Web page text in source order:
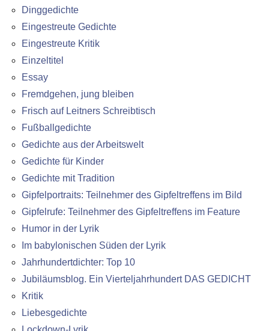
Dinggedichte
Eingestreute Gedichte
Eingestreute Kritik
Einzeltitel
Essay
Fremdgehen, jung bleiben
Frisch auf Leitners Schreibtisch
Fußballgedichte
Gedichte aus der Arbeitswelt
Gedichte für Kinder
Gedichte mit Tradition
Gipfelportraits: Teilnehmer des Gipfeltreffens im Bild
Gipfelrufe: Teilnehmer des Gipfeltreffens im Feature
Humor in der Lyrik
Im babylonischen Süden der Lyrik
Jahrhundertdichter: Top 10
Jubiläumsblog. Ein Vierteljahrhundert DAS GEDICHT
Kritik
Liebesgedichte